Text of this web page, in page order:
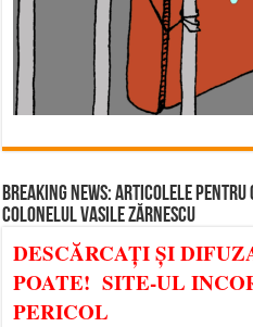
BREAKING NEWS: ARTICOLELE PENTRU
COLONELUL VASILE ZĂRNESCU
DESCĂRCAȚI ȘI
POATE! SITE-UL
PERICOL